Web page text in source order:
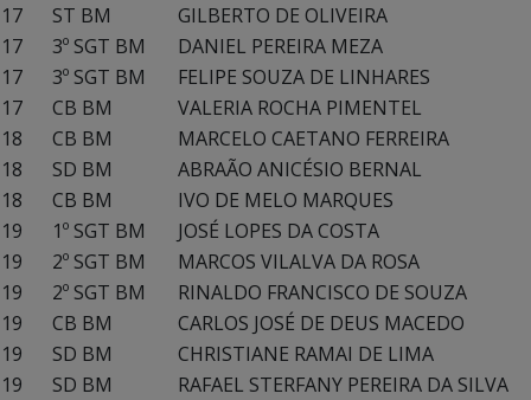
17
ST BM
GILBERTO DE OLIVEIRA
17
3º SGT BM
DANIEL PEREIRA MEZA
17
3º SGT BM
FELIPE SOUZA DE LINHARES
17
CB BM
VALERIA ROCHA PIMENTEL
18
CB BM
MARCELO CAETANO FERREIRA
18
SD BM
ABRAÃO ANICÉSIO BERNAL
18
CB BM
IVO DE MELO MARQUES
19
1º SGT BM
JOSÉ LOPES DA COSTA
19
2º SGT BM
MARCOS VILALVA DA ROSA
19
2º SGT BM
RINALDO FRANCISCO DE SOUZA
19
CB BM
CARLOS JOSÉ DE DEUS MACEDO
19
SD BM
CHRISTIANE RAMAI DE LIMA
19
SD BM
RAFAEL STERFANY PEREIRA DA SILVA